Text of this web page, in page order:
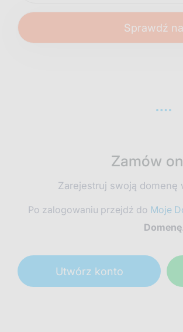
Zamów
Zarejestruj swoją domenę
Po zalogowaniu przejdź do Moje
Domenę.
Utwórz konto